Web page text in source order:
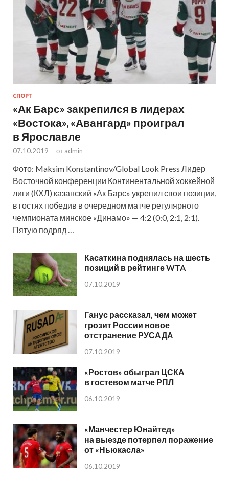
СПОРТ
«Ак Барс» закрепился в лидерах
«Востока», «Авангард» проиграл
в Ярославле
07.10.2019 - от admin
Фото: Maksim Konstantinov/Global Look Press Лидер
Восточной конференции Континентальной хоккейной
лиги (КХЛ) казанский «Ак Барс» укрепил свои позиции,
в гостях победив в очередном матче регулярного
чемпионата минское «Динамо» — 4:2 (0:0, 2:1, 2:1).
Пятую подряд …
Касаткина поднялась на шесть
позиций в рейтинге WTA
07.10.2019
Ганус рассказал, чем может
грозит России новое
отстранение РУСАДА
07.10.2019
«Ростов» обыграл ЦСКА
в гостевом матче РПЛ
06.10.2019
«Манчестер Юнайтед»
на выезде потерпел поражение
от «Ньюкасла»
06.10.2019